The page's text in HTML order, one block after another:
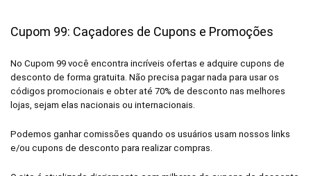
Cupom 99: Caçadores de Cupons e Promoções
No Cupom 99 você encontra incríveis ofertas e adquire cupons de
desconto de forma gratuita. Não precisa pagar nada para usar os
códigos promocionais e obter até 70% de desconto nas melhores
lojas, sejam elas nacionais ou internacionais.
Podemos ganhar comissões quando os usuários usam nossos links
e/ou cupons de desconto para realizar compras.